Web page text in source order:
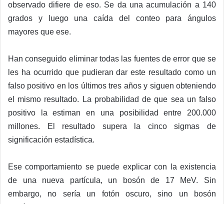
observado difiere de eso. Se da una acumulación a 140
grados y luego una caída del conteo para ángulos
mayores que ese.
Han conseguido eliminar todas las fuentes de error que se
les ha ocurrido que pudieran dar este resultado como un
falso positivo en los últimos tres años y siguen obteniendo
el mismo resultado. La probabilidad de que sea un falso
positivo la estiman en una posibilidad entre 200.000
millones. El resultado supera la cinco sigmas de
significación estadística.
Ese comportamiento se puede explicar con la existencia
de una nueva partícula, un bosón de 17 MeV. Sin
embargo, no sería un fotón oscuro, sino un bosón